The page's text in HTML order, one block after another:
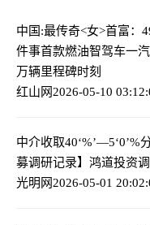
中国:最传奇<女>首富：
件事首款燃油智驾车一
万辆里程碑时刻
红山网2026-05-10
中介收取40‘%’—5‘0’%
募调研记录】鸿道投资
光明网2026-05-01